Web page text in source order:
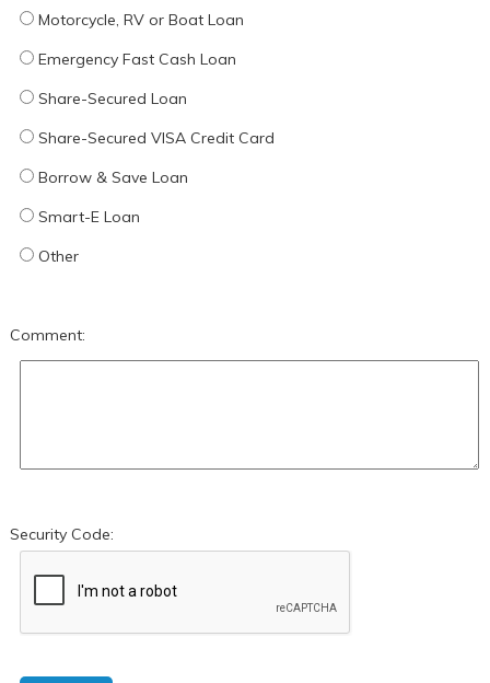
Motorcycle, RV or Boat Loan
Emergency Fast Cash Loan
Share-Secured Loan
Share-Secured VISA Credit Card
Borrow & Save Loan
Smart-E Loan
Other
Comment:
Security Code: